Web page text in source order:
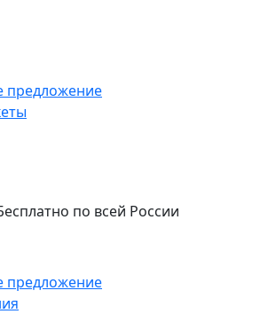
предложение
по всей России
предложение